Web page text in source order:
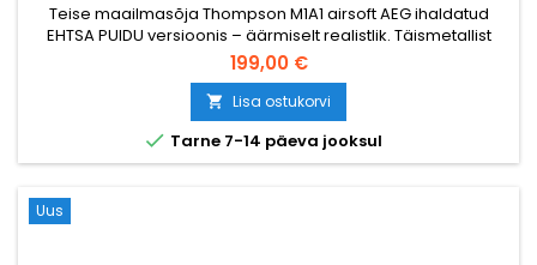
Teise maailmasõja Thompson M1A1 airsoft AEG ihaldatud
EHTSA PUIDU versioonis – äärmiselt realistlik. Täismetallist
korpus, V6 käigukast, 450-lasu salv, reguleeritav hop-up,
pool- ja täisautomaat. 805 mm, 3225 g.
199,00 €
 Lisa ostukorvi
 Tarne 7-14 päeva jooksul
Uus